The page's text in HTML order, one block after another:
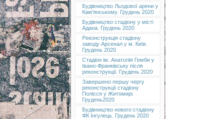
Будівництво Льодової арени у
Кам'янському. Грудень 2020
Будівництво стадіону у місті
Адана. Грудень 2020
Реконструкція стадіону
заводу Арсенал у м. Київ.
Грудень 2020
Cтадіон ім. Анатолія Гемби у
Івано-Франківську після
реконструкції. Грудень 2020
Завершено першу чергу
реконструкції стадіону
Полісся у Житомирі.
Грудень2020
Будівництво нового стадіону
ФК Інгулець. Грудень 2020